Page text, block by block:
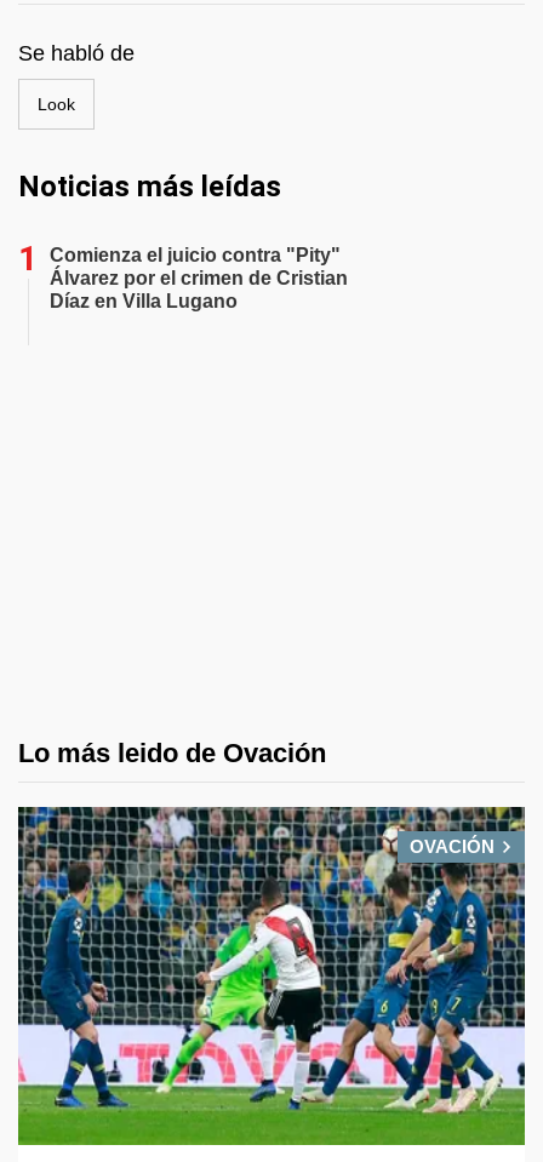
Se habló de
Look
Noticias más leídas
Comienza el juicio contra "Pity"
Álvarez por el crimen de Cristian
Díaz en Villa Lugano
Lo más leido de Ovación
OVACIÓN